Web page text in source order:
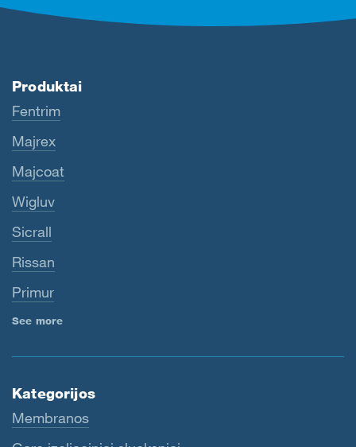
Produktai
Fentrim
Majrex
Majcoat
Wigluv
Sicrall
Rissan
Primur
See more
Kategorijos
Membranos